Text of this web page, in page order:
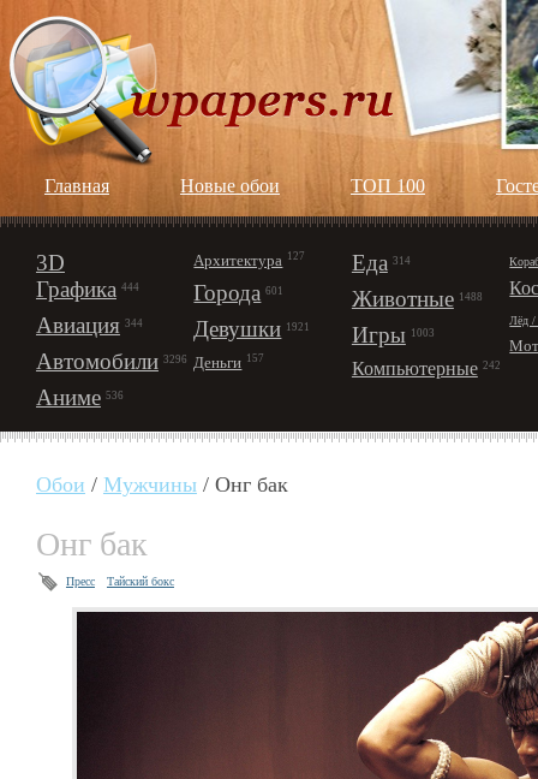
Главная Новые обои ТОП 100
3D
Графика 444
Авиация 344
Автомобили 3296
Аниме 536
Архитектура 127
Города 601
Девушки 1921
Деньги 157
Еда 314
Животные 1488
Игры 1003
Компьютерные 242
Лёд
Обои / Мужчины / Онг бак
Онг бак
Пресс Тайский бокс